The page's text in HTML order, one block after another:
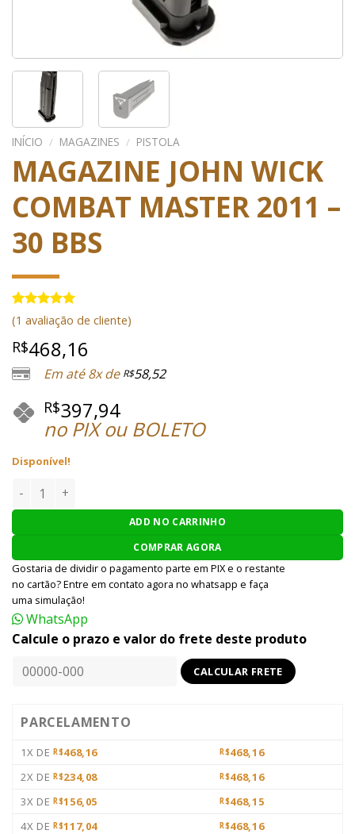
INÍCIO / MAGAZINES / PISTOLA
MAGAZINE JOHN WICK
COMBAT MASTER 2011 –
30 BBS
Avaliado
como
5.00
de 5, com
baseado em
1
avaliação
de cliente
(1 avaliação de cliente)
R$468,16
Em até 8x de R$58,52
R$397,94
no PIX ou BOLETO
Disponível!
MAGAZINE JOHN WICK COMBAT MASTER 2011 - 30 BBS
ADD NO CARRINHO
COMPRAR AGORA
Gostaria de dividir o pagamento parte em PIX e o restante
no cartão? Entre em contato agora no whatsapp e faça
uma simulação!
WhatsApp
Calcule o prazo e valor do frete deste produto
PARCELAMENTO
1X DE R$468,16 R$468,16
2X DE R$234,08 R$468,16
3X DE R$156,05 R$468,15
4X DE R$117,04 R$468,16